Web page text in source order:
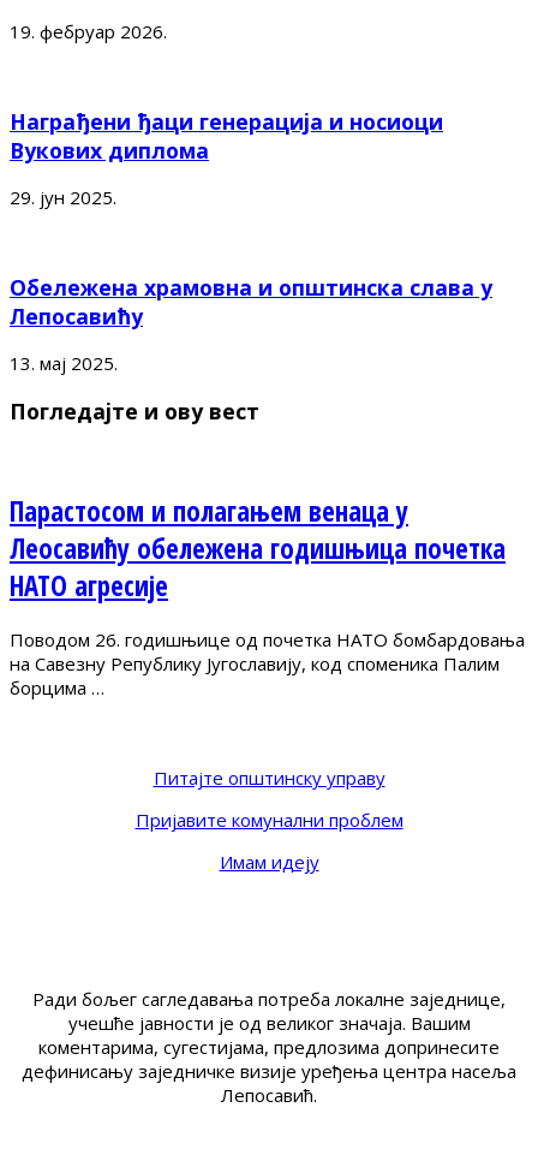
19. фебруар 2026.
Награђени ђаци генерација и носиоци
Вукових диплома
29. јун 2025.
Обележена храмовна и општинска слава у
Лепосавићу
13. мај 2025.
Погледајте и ову вест
Парастосом и полагањем венаца у
Леосавићу обележена годишњица почетка
НАТО агресије
Поводом 26. годишњице од почетка НАТО бомбардовања
на Савезну Републику Југославију, код споменика Палим
борцима …
Питајте општинску управу
Пријавите комунални проблем
Имам идеју
Ради бољег сагледавања потреба локалне заједнице,
учешће јавности је од великог значаја. Вашим
коментарима, сугестијама, предлозима допринесите
дефинисању заједничке визије уређења центра насеља
Лепосавић.